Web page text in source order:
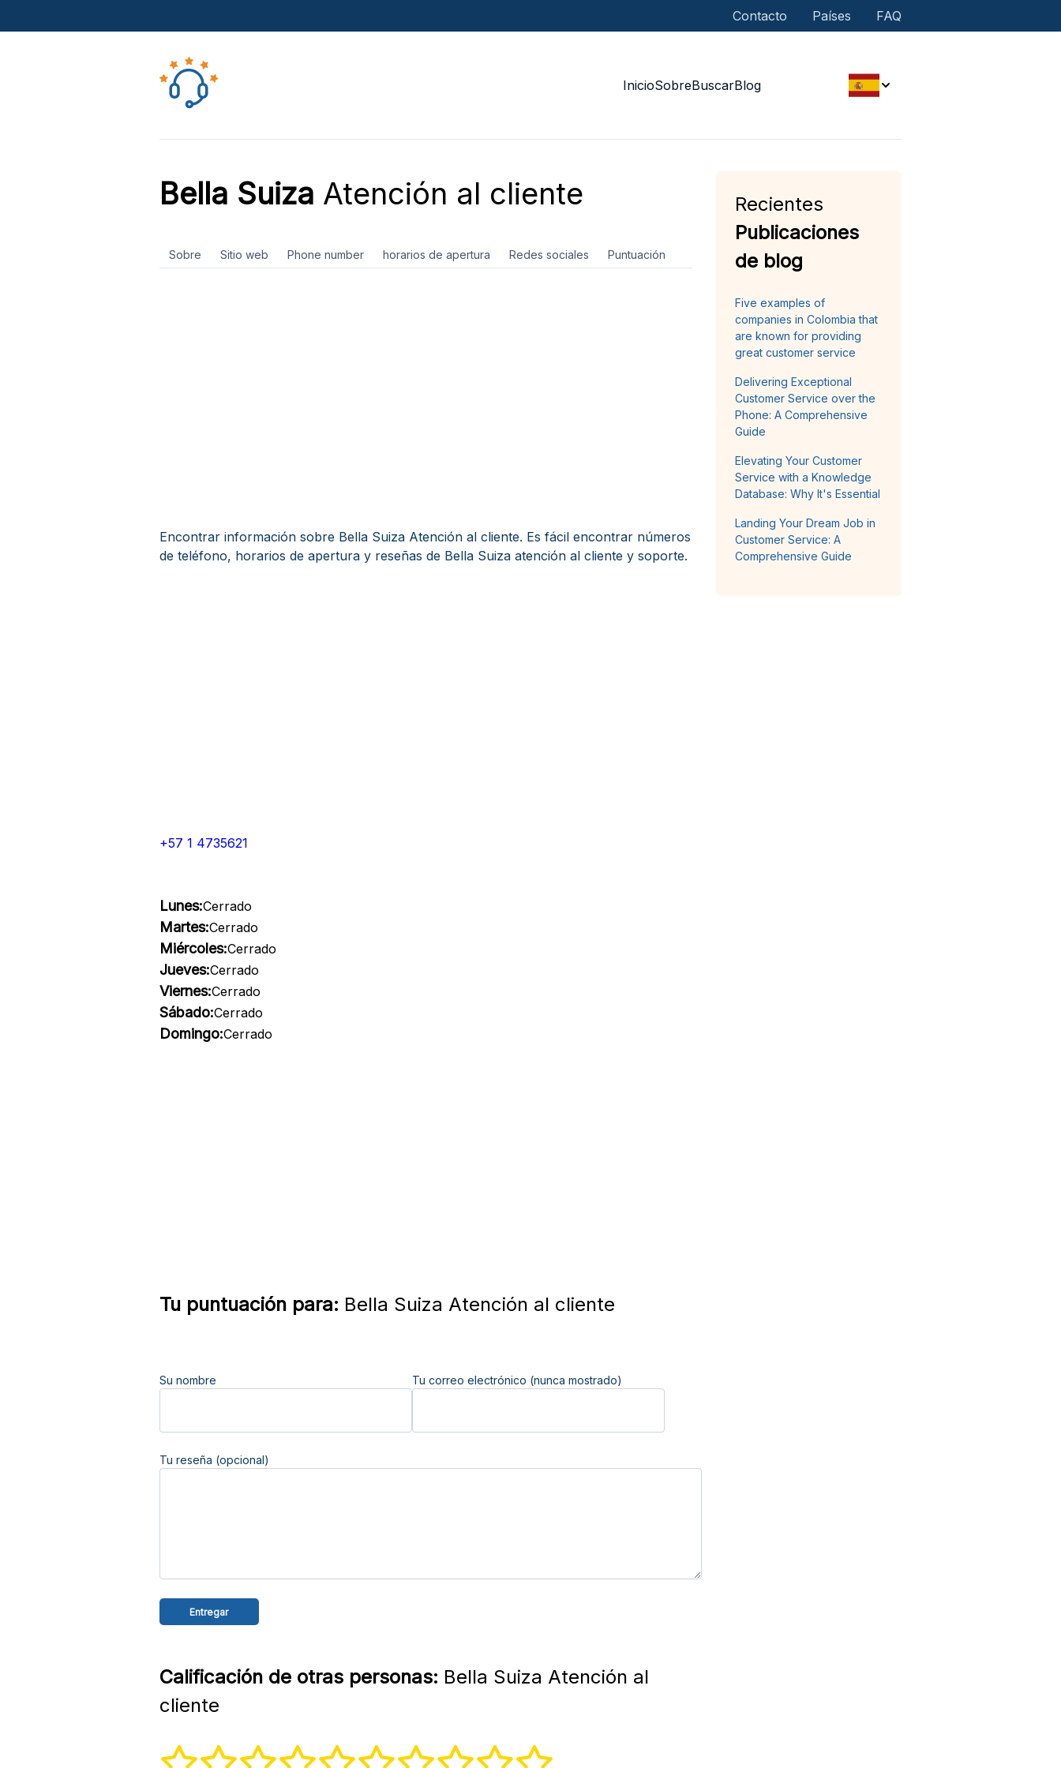
Contacto Países FAQ
InicioSobreBuscarBlog
Bella Suiza Atención al cliente
Sobre Sitio web Phone number horarios de apertura Redes sociales Puntuación
Encontrar información sobre Bella Suiza Atención al cliente. Es fácil encontrar números
de teléfono, horarios de apertura y reseñas de Bella Suiza atención al cliente y soporte.
+57 1 4735621
Lunes:Cerrado
Martes:Cerrado
Miércoles:Cerrado
Jueves:Cerrado
Viernes:Cerrado
Sábado:Cerrado
Domingo:Cerrado
Tu puntuación para: Bella Suiza Atención al cliente
Su nombre Tu correo electrónico (nunca mostrado)
Tu reseña (opcional)
Calificación de otras personas: Bella Suiza Atención al
cliente
Recientes
Publicaciones
de blog
Five examples of
companies in Colombia that
are known for providing
great customer service
Delivering Exceptional
Customer Service over the
Phone: A Comprehensive
Guide
Elevating Your Customer
Service with a Knowledge
Database: Why It's Essential
Landing Your Dream Job in
Customer Service: A
Comprehensive Guide